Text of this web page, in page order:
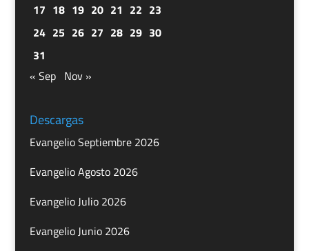
17 18 19 20 21 22 23
24 25 26 27 28 29 30
31
« Sep Nov »
Descargas
Evangelio Septiembre 2026
Evangelio Agosto 2026
Evangelio Julio 2026
Evangelio Junio 2026